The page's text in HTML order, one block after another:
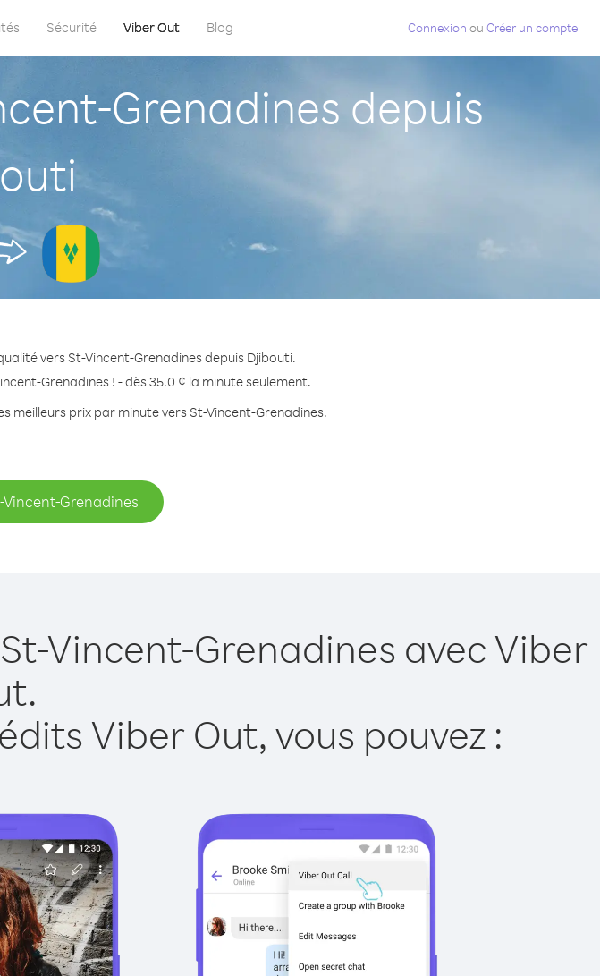
Sécurité Viber Out Blog Connexion ou Créer un compte
Grenadines depuis
vers St-Vincent-Grenadines depuis Djibouti.
Grenadines ! - dès 35.0 ¢ la minute seulement.
meilleurs prix par minute vers St-Vincent-Grenadines.
Grenadines
Vincent-Grenadines avec Viber
Viber Out, vous pouvez :